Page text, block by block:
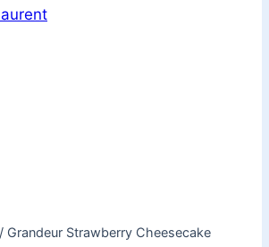
/ Grandeur Strawberry Cheesecake